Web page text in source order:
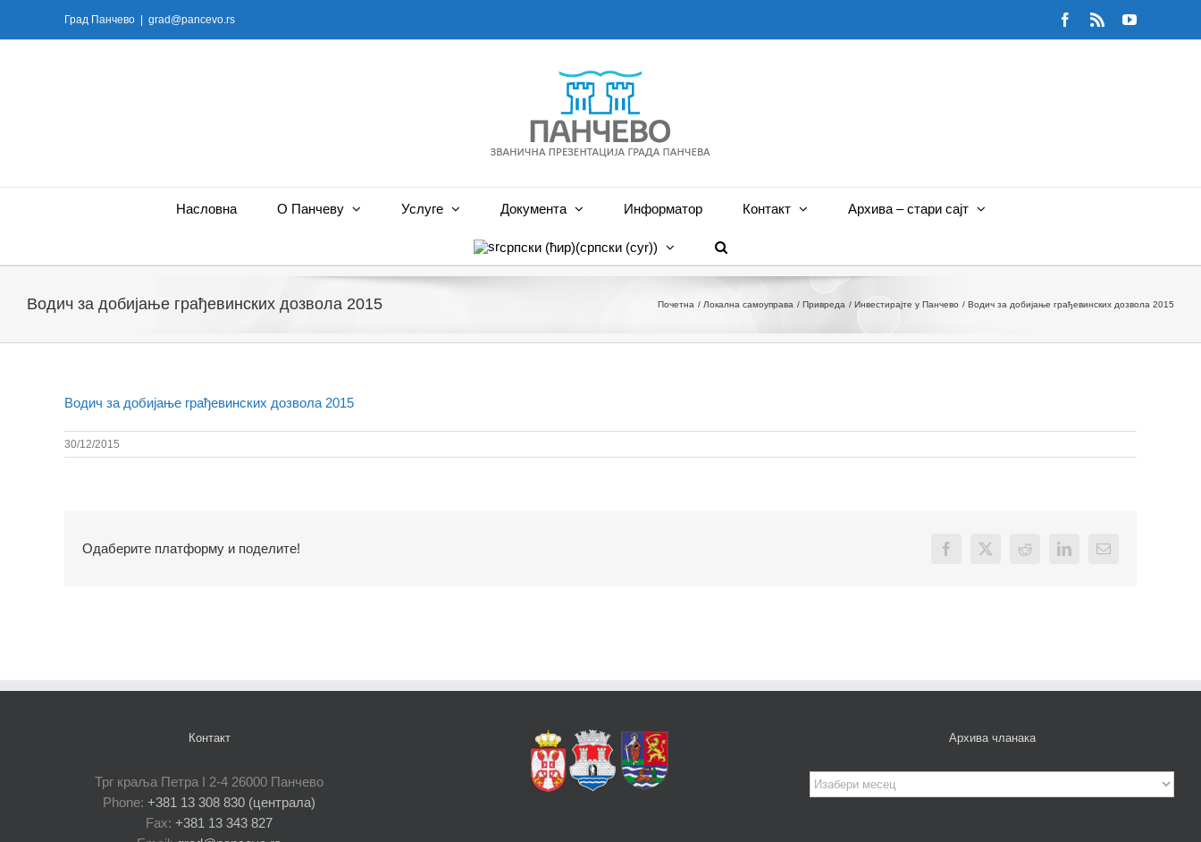
Град Панчево grad@pancevo.rs Facebook
Rss YouTube
Насловна О Панчеву Услуге Документа Информатор Контакт Архива – стари сајт
српски (ћир)(српски (cyr))
Водич за добијање грађевинских дозвола 2015 Почетна Локална самоуправа Привреда Инвестирајте у Панчево Водич за добијање грађевинских дозвола 2015
Водич за добијање грађевинских дозвола 2015
30/12/2015
Одаберите платформу и поделите! Facebook
X Reddit LinkedInEmail
Контакт
Трг краља Петра I 2-4 26000 Панчево
Phone: +381 13 308 830 (централа)
Fax: +381 13 343 827
Архива чланака
Архива
чланака